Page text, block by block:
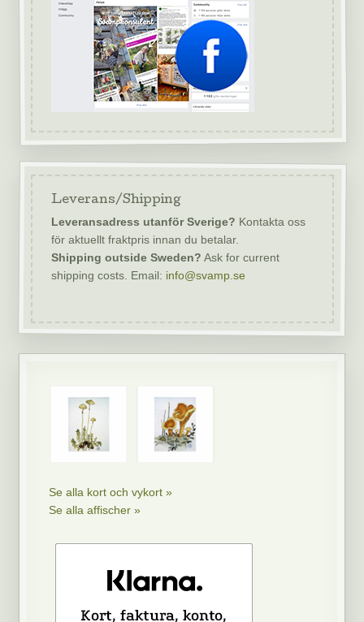
Leverans/Shipping
Leveransadress utanför Sverige? Kontakta oss
för aktuellt fraktpris innan du betalar.
Shipping outside Sweden? Ask for current
shipping costs. Email: info@svamp.se
Se alla kort och vykort »
Se alla affischer »